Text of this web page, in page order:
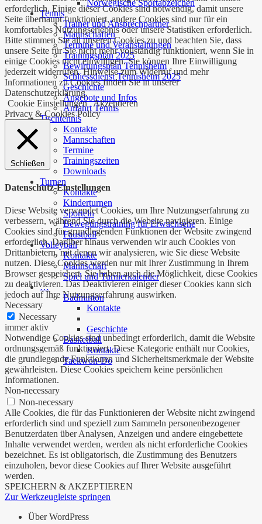
Norwegische Sportabzeichen
Tennis
Trainer und Ansprechpartner
Mannschaften
Termine und Veranstaltungen
Trainingsplan 2025
Bewirtungsplan Tennisheim
Schliessdienst Tennisheim 2025
Geschichte
Angebote und Infos
Anfahrt Tennis
Tischtennis
Kontakte
Mannschaften
Termine
Trainingszeiten
Downloads
Turnen
Kontakte
Kinderturnen
Sporteln
Bewegungstraining für Erwachsene
Faustball
Volleyball
Kontakte
Mannschaft
Spiel und Turnierkalender
…
Badminton
Kontakte
Geschichte
Basketball
Kontakte
Taekwon-Do
erforderlich. Einige dieser Cookies sind notwendig, damit unsere
Seite überhaupt funktioniert, andere Cookies sind nur für ein
komfortables Nutzungserlebnis oder unsere Statistiken erforderlich.
Bitte stimmen Sie all unseren Cookies zu und beachten Sie, dass
unsere Seite für Sie nicht mehr vollständig funktioniert, wenn Sie in
einige Cookies nicht einwilligen. Sie können Ihre Einwilligung
jederzeit widerrufen. Hinweise zum Widerruf und mehr
Informationen zu Cookies finden Sie in unserer
Datenschutzerklärung.
Cookie Einstellungen Akzeptieren
Privacy & Cookies Policy
Schließen
Datenschutz-Einstellungen
Diese Website verwendet Cookies, um Ihre Nutzungserfahrung zu
verbessern, während Sie durch die Website navigieren. Einige
Cookies sind für grundlegenden Funktionen der Website zwingend
erforderlich. Darüber hinaus verwenden wir auch Cookies von
Drittanbietern, mit denen wir analysieren, wie Sie diese Website
nutzen. Diese Cookies werden nur mit Ihrer Zustimmung in Ihrem
Browser gespeichert. Sie haben auch die Möglichkeit, diese Cookies
zu deaktivieren. Das Deaktivieren einiger dieser Cookies kann sich
jedoch auf Ihre Nutzungserfahrung auswirken.
Necessary
Necessary
immer aktiv
Notwendige Cookies sind unbedingt erforderlich, damit die Website
ordnungsgemäß funktioniert. Diese Kategorie enthält nur Cookies,
die grundlegende Funktionen und Sicherheitsmerkmale der Website
gewährleisten. Diese Cookies speichern keine persönlichen
Informationen.
Non-necessary
Non-necessary
Alle Cookies, die für das Funktionieren der Website nicht zwingend
erforderlich sind und speziell zum Sammeln personenbezogener
Benutzerdaten über Analysen, Anzeigen und andere eingebettete
Inhalte verwendet werden, werden als nicht erforderliche Cookies
bezeichnet. Es ist obligatorisch, die Zustimmung des Benutzers
einzuholen, bevor diese Cookies auf Ihrer Website ausgeführt
werden.
SPEICHERN & AKZEPTIEREN
Zur Werkzeugleiste springen
Über WordPress